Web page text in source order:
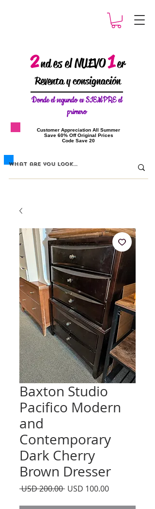
2ndes el NUEVO1er
Reventa y consignación
Donde elsegundo es SIEMPRE el
primero
​Customer Appreciation All Summer
​Save 60% Off Original Prices
​Code Save 20
Baxton Studio
Pacifico Modern
and
Contemporary
Dark Cherry
Brown Dresser
USD 200.00 Precio
USD 100.00Precio